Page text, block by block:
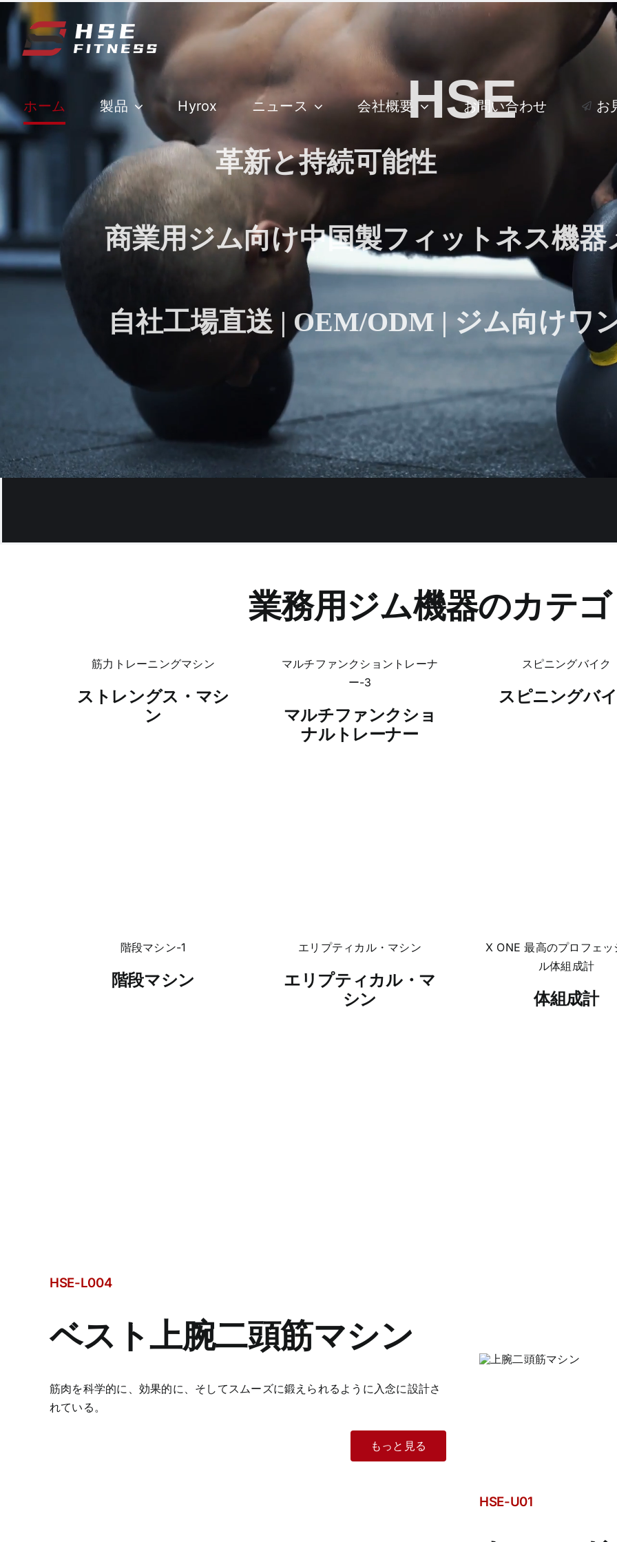
ン
ン
へ
ス
キ
ホーム 製品 Hyrox ニュース 会社概要 お問い合わせ お
HSE
革新と持続可能性
商業用ジム向け中国製フィットネス機器
自社工場直送 | OEM/ODM | ジム向けワ
業務用ジム機器のカテ
ストレングス・マシ
ン
マルチファンクショ
ナルトレーナー
スピニングバ
階段マシン
エリプティカル・マ
シン
体組成計
HSE-L004
ベスト上腕二頭筋マシン
筋肉を科学的に、効果的に、そしてスムーズに鍛えられるように入念に設計さ
れている。
もっと見る
HSE-U01